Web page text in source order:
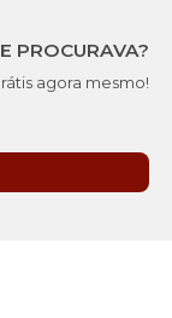
PROCURAVA?
agora mesmo!